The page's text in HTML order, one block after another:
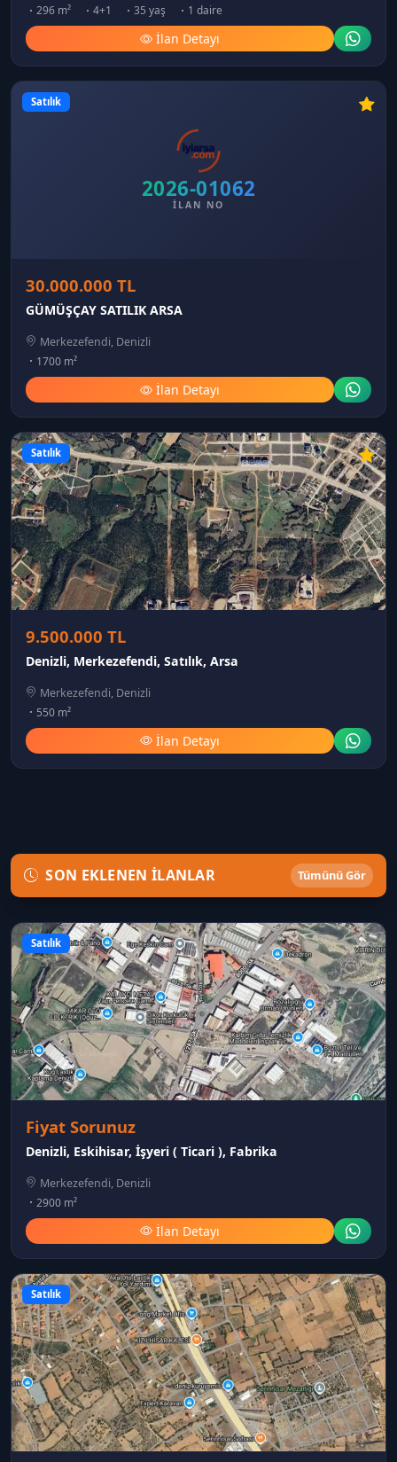
296 m² 4+1 35 yaş 1 daire
İlan Detayı
2026-01062
İLAN NO
Satılık
30.000.000 TL
GÜMÜŞÇAY SATILIK ARSA
Merkezefendi, Denizli
1700 m²
İlan Detayı
Satılık
9.500.000 TL
Denizli, Merkezefendi, Satılık, Arsa
Merkezefendi, Denizli
550 m²
İlan Detayı
SON EKLENEN İLANLAR Tümünü Gör
Satılık
Fiyat Sorunuz
Denizli, Eskihisar, İşyeri ( Ticari ), Fabrika
Merkezefendi, Denizli
2900 m²
İlan Detayı
Satılık